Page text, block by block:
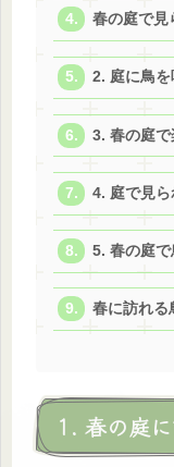
春の庭で
2. 庭に鳥を
3. 春の庭
4. 庭で見
5. 春の庭
春に訪れる
1. 春の庭